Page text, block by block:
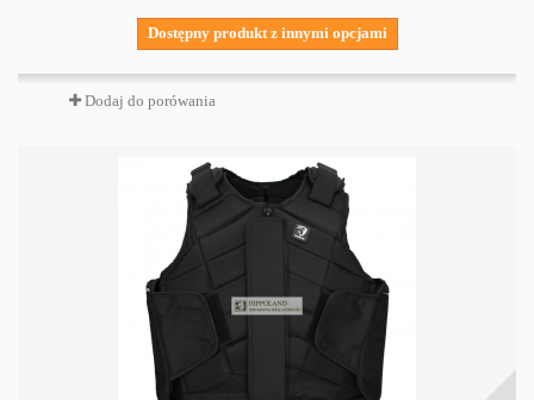
Dostępny produkt z innymi opcjami
Dodaj do porówania